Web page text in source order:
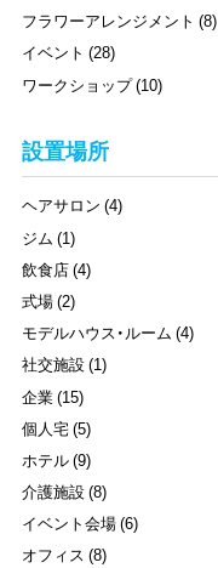
フラワーアレンジメント (8)
イベント (28)
ワークショップ (10)
設置場所
ヘアサロン (4)
ジム (1)
飲食店 (4)
式場 (2)
モデルハウス・ルーム (4)
社交施設 (1)
企業 (15)
個人宅 (5)
ホテル (9)
介護施設 (8)
イベント会場 (6)
オフィス (8)